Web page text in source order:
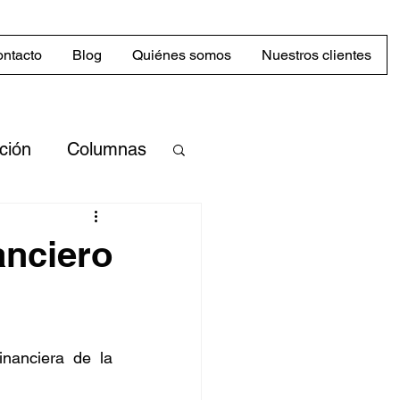
Blog Quiénes somos Nuestros clientes
Columnas
de la